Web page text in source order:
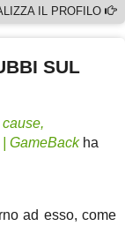
IL PROFILO
SUL
GameBack ha
ad esso, come